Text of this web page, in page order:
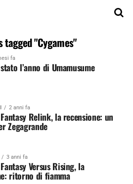
tagged "Cygames"
fa
l’anno di Umamusume
2 anni fa
Relink, la recensione: un
Zegagrande
3 anni fa
Versus Rising, la
ritorno di fiamma